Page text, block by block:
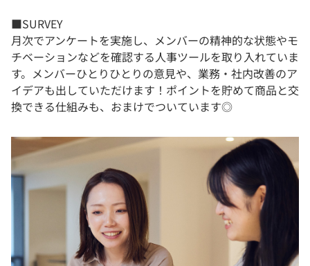
■SURVEY
月次でアンケートを実施し、メンバーの精神的な状態やモ
チベーションなどを確認する人事ツールを取り入れていま
す。メンバーひとりひとりの意見や、業務・社内改善のア
イデアも出していただけます！ポイントを貯めて商品と交
換できる仕組みも、おまけでついています◎